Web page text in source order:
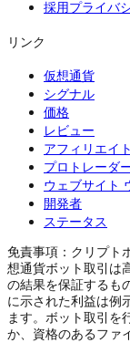
採用プライバ
リンク
仮想通貨
シグナル
価格
レビュー
アフィリエイト
プロトレーダ
ウェブサイト
開発者
ステータス
免責事項：クリプト
想通貨ボット取引は
の結果を保証するも
に示された利益は例
ます。ボット取引を
か、資格のあるファ